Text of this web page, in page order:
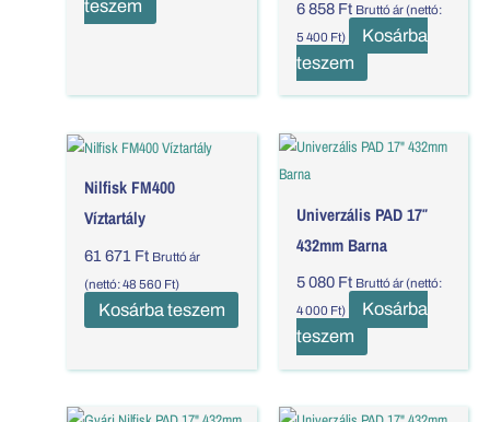
teszem 6 858 Ft Bruttó ár (nettó:
5 400 Ft)
Kosárba
teszem
Nilfisk FM400
Víztartály
61 671 Ft Bruttó ár
(nettó:48 560 Ft)
Kosárba teszem
Univerzális PAD 17″
432mm Barna
5 080 Ft Bruttó ár (nettó:
4 000 Ft)
Kosárba
teszem